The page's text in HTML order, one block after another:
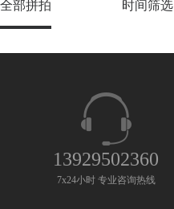
全部拼拍 时间筛选
13929502360
7x24小时 专业咨询热线